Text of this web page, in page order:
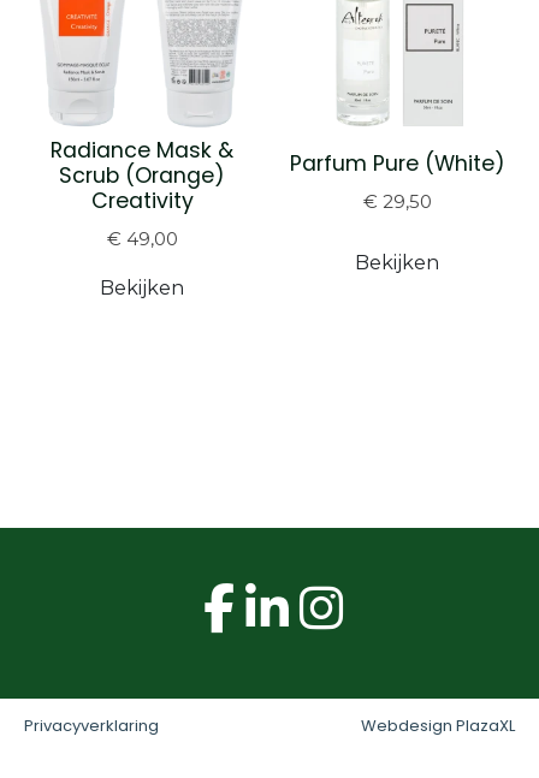
Radiance Mask &
Scrub (Orange)
Creativity
€ 49,00
Bekijken
Parfum Pure (White)
€ 29,50
Bekijken
Privacyverklaring Webdesign PlazaXL